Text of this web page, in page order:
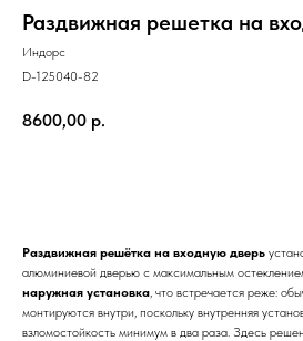
Раздвижная решетка на
Индорс
D-125040-82
8600,00 р.
Раздвижная решётка на входную дверь
алюминиевой дверью с максимальным
наружная установка, что встречается реже:
монтируются внутри, поскольку внутренняя
взломостойкость минимум в два раза. Здесь